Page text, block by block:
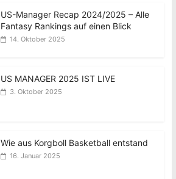
US-Manager Recap 2024/2025 – Alle
Fantasy Rankings auf einen Blick
14. Oktober 2025
US MANAGER 2025 IST LIVE
3. Oktober 2025
Wie aus Korgboll Basketball entstand
16. Januar 2025